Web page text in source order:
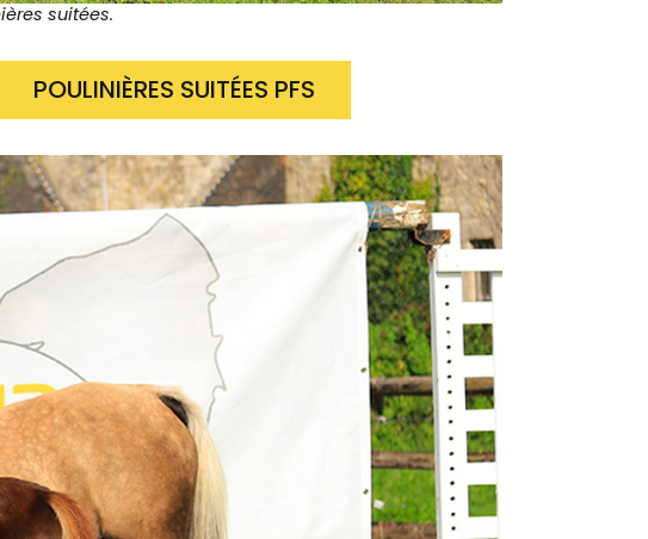
suitées.
POULINIÈRES SUITÉES PFS